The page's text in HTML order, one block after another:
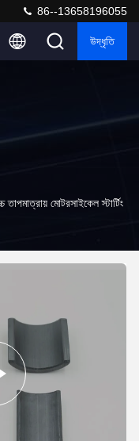
86--13658196055
উদ্ধৃতি
তাপমাত্রায় মোটরসাইকেল স্টার্টিং